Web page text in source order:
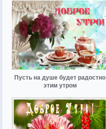
Пусть на душе будет радостно
этим утром